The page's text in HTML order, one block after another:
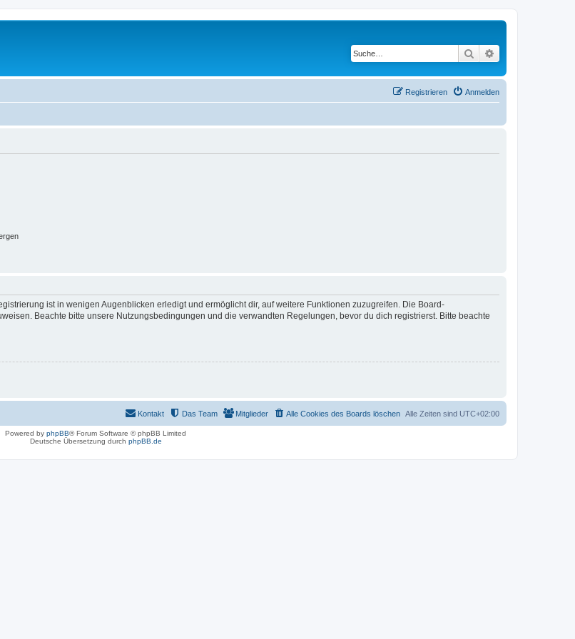
Suche
Anmelden
Registrieren
ist in wenigen Augenblicken erledigt und ermöglicht dir, auf weitere Funktionen zuzugreifen. Die Board-
Beachte bitte unsere Nutzungsbedingungen und die verwandten Regelungen, bevor du dich registrierst. Bitte beachte
Alle Zeiten sind UTC+02:00
Alle Cookies des Boards löschen
Mitglieder
Das Team
Kontakt
Powered by phpBB® Forum Software © phpBB Limited
Deutsche Übersetzung durch phpBB.de